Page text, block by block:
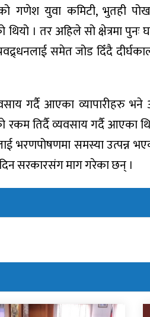
गणेश युवा कमिटी, भुतही
। तर अहिले सो क्षेत्रमा
समेत जोड दिँदै
गर्दै आएका व्यापारीहरु
तिर्दै व्यवसाय गर्दै आएका
भरणपोषणमा समस्या उत्पन्न
सरकारसंग माग गरेका छन् ।